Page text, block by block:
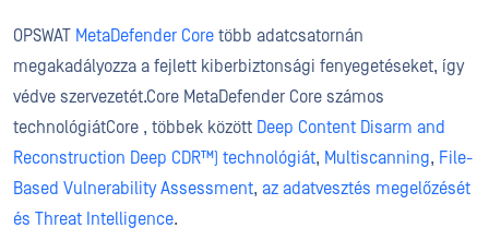
OPSWAT MetaDefender Core több adatcsatornán
megakadályozza a fejlett kiberbiztonsági fenyegetéseket, így
védve szervezetét.Core MetaDefender Core számos
technológiátCore , többek között Deep Content Disarm and
Reconstruction Deep CDR™) technológiát, Multiscanning, File-
Based Vulnerability Assessment, az adatvesztés megelőzését
és Threat Intelligence.